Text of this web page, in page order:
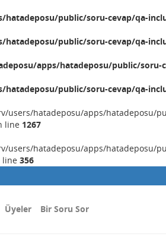
public/soru-cevap/qa-
public/soru-cevap/qa-
apps/hatadeposu/public/soru-
public/soru-cevap/qa-
hatadeposu/apps/hatadeposu/
line 1267
hatadeposu/apps/hatadeposu/
line 356
Üyeler Bir Soru Sor